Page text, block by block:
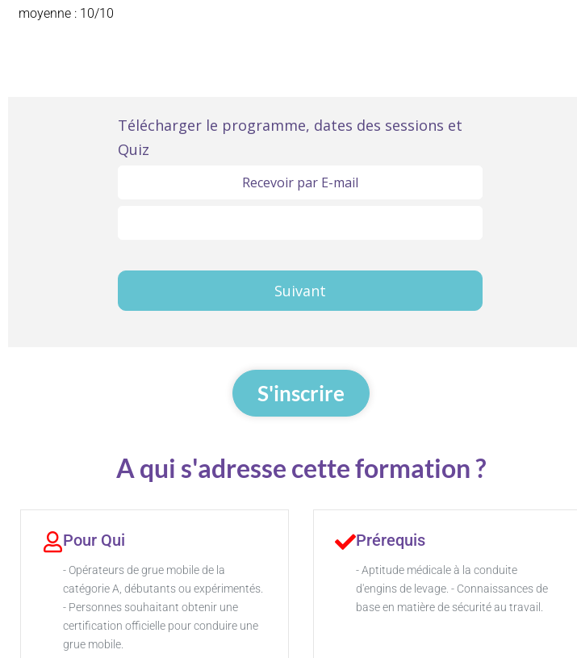
moyenne : 10/10
Formation
CACES®
Télécharger le programme, dates des sessions et
Quiz
Recevoir par E-mail
Suivant
S'inscrire
A qui s'adresse cette formation ?
Pour Qui
- Opérateurs de grue mobile de la
catégorie A, débutants ou expérimentés.
- Personnes souhaitant obtenir une
certification officielle pour conduire une
grue mobile.
Prérequis
- Aptitude médicale à la conduite
d'engins de levage. - Connaissances de
base en matière de sécurité au travail.